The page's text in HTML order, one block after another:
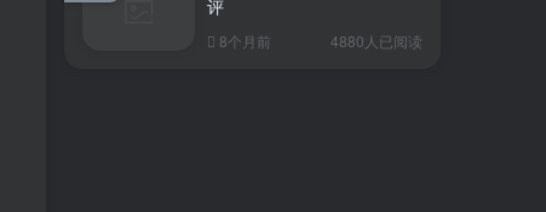
评
8个月前 4880人已阅读